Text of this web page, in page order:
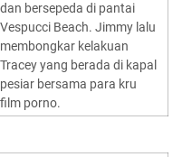
dan bersepeda di pantai
Vespucci Beach. Jimmy lalu
membongkar kelakuan
Tracey yang berada di kapal
pesiar bersama para kru
film porno.